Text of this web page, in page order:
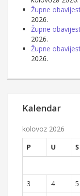
Župne
2026.
Župne
2026.
Župne
2026.
Kalendar
kolovoz 2026
P
U S
3
4 5